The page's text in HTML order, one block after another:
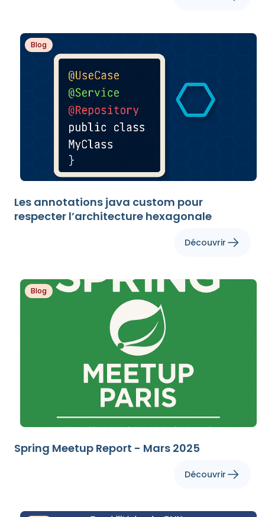
Blog
Les annotations java custom pour
respecter l’architecture hexagonale
Découvrir
Blog
Spring Meetup Report - Mars 2025
Découvrir